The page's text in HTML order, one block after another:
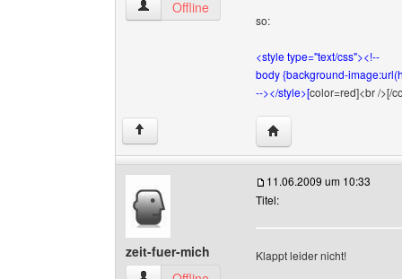
zeit-fuer-mich Benutzer-Profile anzeigen
Offline
so:
<style type="text/css"><!--
body {background-
--></style>[color=red]<br />[/
↑ Website dieses
zeit-fuer-mich
11.06.2009 um 10:33
Titel:
Klappt leider nicht!